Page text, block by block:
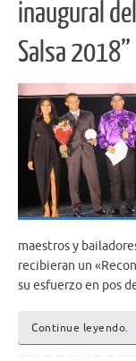
inaugural
Salsa 2018”
maestros y
recibieran un
su esfuerzo en pos
Continue leyendo.